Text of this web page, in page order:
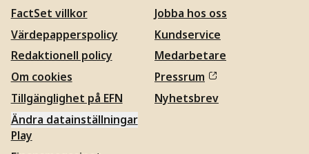
FactSet villkor
Värdepapperspolicy
Redaktionell policy
Om cookies
Tillgänglighet på EFN
Ändra datainställningar
Jobba hos oss
Kundservice
Medarbetare
Pressrum
Nyhetsbrev
Play